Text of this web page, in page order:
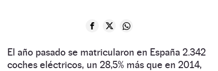
El año pasado se matricularon en España 2.342
coches eléctricos, un 28,5% más que en 2014,